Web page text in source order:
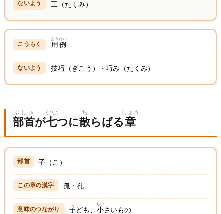
工（たくみ）
用例
ようれい
技巧（ぎこう）・巧み（たくみ）
部首
ぶしゅ
が七
なな
つに散
ち
らばる章
しょう
子（こ）
孤・孔
子
こ
ども、小
ちい
さいもの